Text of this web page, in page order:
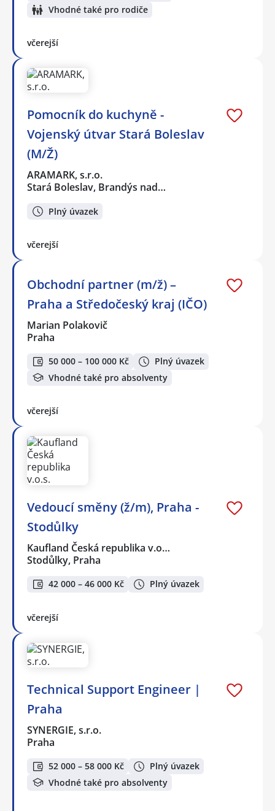
Vhodné také pro rodiče
včerejší
Pomocník do kuchyně -
Vojenský útvar Stará Boleslav
(M/Ž)
ARAMARK, s.r.o.
Stará Boleslav, Brandýs nad…
Plný úvazek
včerejší
Obchodní partner (m/ž) –
Praha a Středočeský kraj (IČO)
Marian Polakovič
Praha
50 000 – 100 000 Kč
Plný úvazek
Vhodné také pro absolventy
včerejší
Vedoucí směny (ž/m), Praha -
Stodůlky
Kaufland Česká republika v.o…
Stodůlky, Praha
42 000 – 46 000 Kč Plný úvazek
včerejší
Technical Support Engineer |
Praha
SYNERGIE, s.r.o.
Praha
52 000 – 58 000 Kč
Plný úvazek
Vhodné také pro absolventy